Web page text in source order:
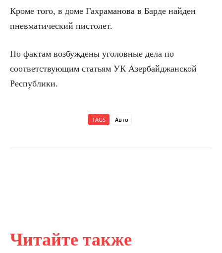
Читайте также
Кроме того, в доме Гахраманова в Барде найден
пневматический пистолет.
По фактам возбуждены уголовные дела по
соответствующим статьям УК Азербайджанской
Республики.
TAGS Авто